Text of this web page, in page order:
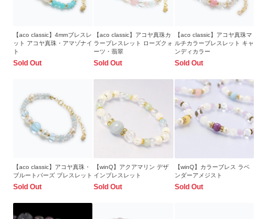
【aco classic】4mmブレスレ
ット アコヤ真珠・アマゾナイ
ト
Sold Out
【aco classic】アコヤ真珠カ
ラーブレスレット ローズクォ
ーツ・翡翠
Sold Out
【aco classic】アコヤ真珠マ
ルチカラーブレスレット キャ
ンディカラー
Sold Out
【aco classic】アコヤ真珠・
ブルートパーズ ブレスレット
Sold Out
【winQ】アクアマリン デザ
インブレスレット
Sold Out
【winQ】カラーブレス ラベ
ンダーアメジスト
Sold Out